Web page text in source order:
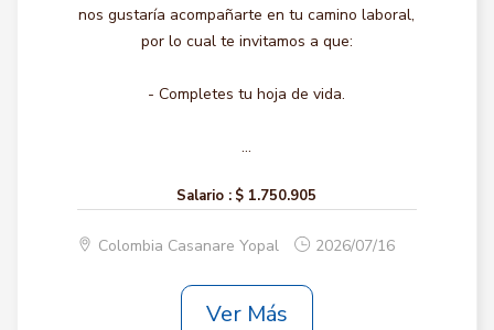
nos gustaría acompañarte en tu camino laboral,
por lo cual te invitamos a que:
- Completes tu hoja de vida.
...
Salario : $ 1.750.905
Colombia Casanare Yopal 2026/07/16
Ver Más